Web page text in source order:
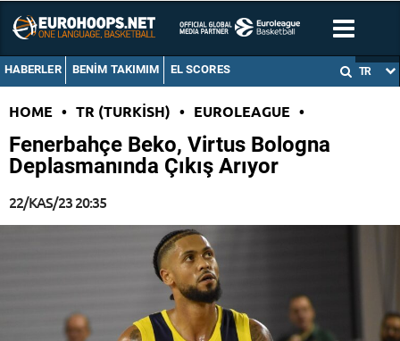
HABERLER BENIM TAKIMIM EL SCORES TR
HOME • TR (TURKISH) • EUROLEAGUE •
Fenerbahçe Beko, Virtus Bologna
Deplasmanında Çıkış Arıyor
22/KAS/23 20:35